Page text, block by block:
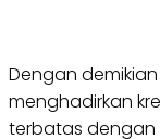
Dengan
menghadirkan
terbatas dengan